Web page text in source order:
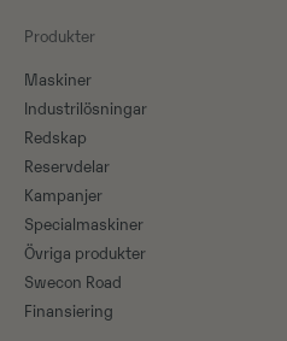
Produkter
Maskiner​
Industrilösningar
Redskap
Reservdelar
Kampanjer
Specialmaskiner
Övriga produkter
Swecon Road
Finansiering